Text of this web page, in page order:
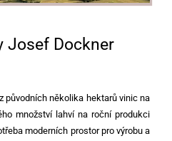
Josef Dockner
původních několika hektarů vinic na
množství lahví na roční produkci
moderních prostor pro výrobu a